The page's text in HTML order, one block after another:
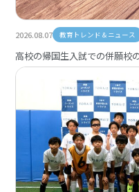
2026.08.07 教育トレンド＆ニュース
高校の帰国生入試での併願校